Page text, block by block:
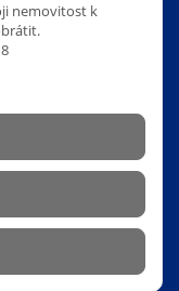
nemovitost k